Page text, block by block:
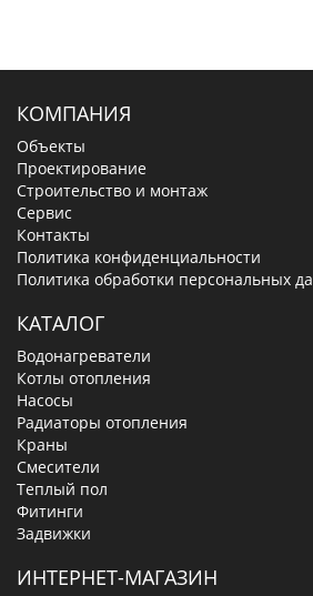
КОМПАНИЯ
Объекты
Проектирование
Строительство и монтаж
Сервис
Контакты
Политика конфиденциальности
Политика обработки персональных
КАТАЛОГ
Водонагреватели
Котлы отопления
Насосы
Радиаторы отопления
Краны
Смесители
Теплый пол
Фитинги
Задвижки
ИНТЕРНЕТ-МАГАЗИН